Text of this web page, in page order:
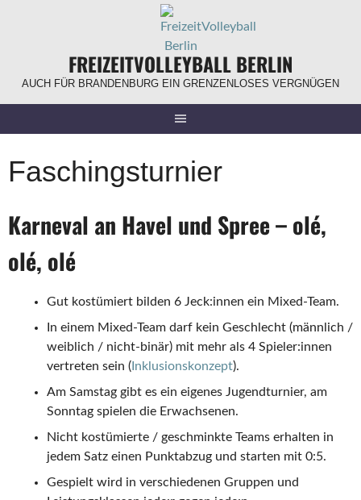
FREIZEITVOLLEYBALL BERLIN
AUCH FÜR BRANDENBURG EIN GRENZENLOSES VERGNÜGEN
Faschingsturnier
Karneval an Havel und Spree – olé,
olé, olé
Gut kostümiert bilden 6 Jeck:innen ein Mixed-Team.
In einem Mixed-Team darf kein Geschlecht (männlich /
weiblich / nicht-binär) mit mehr als 4 Spieler:innen
vertreten sein ( Inklusionskonzept).
Am Samstag gibt es ein eigenes Jugendturnier, am
Sonntag spielen die Erwachsenen.
Nicht kostümierte / geschminkte Teams erhalten in
jedem Satz einen Punktabzug und starten mit 0:5.
Gespielt wird in verschiedenen Gruppen und